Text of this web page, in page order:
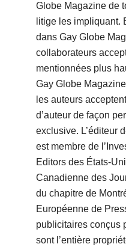
Globe Magazine de
litige les impliquant.
dans Gay Globe
collaborateurs
mentionnées plus
Gay Globe
les auteurs
d’auteur de façon
exclusive. L’éditeur
est membre de
Editors des États-
Canadienne des
du chapitre de
Européenne de
publicitaires conçus
sont l’entière